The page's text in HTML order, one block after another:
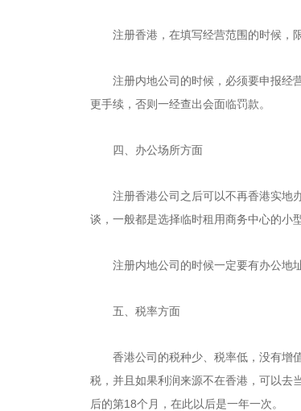
注册香港，在填写经营范围的时候，限
注册内地公司的时候，必须要申报经营
更手续，否则一经查出会面临罚款。
四、办公场所方面
注册香港公司之后可以不再香港实地办
谈，一般都是选择临时租用商务中心的小
注册内地公司的时候一定要有办公地址
五、税率方面
香港公司的税种少、税率低，没有增值
税，并且如果利润来源不在香港，可以去
后的第18个月，在此以后是一年一次。